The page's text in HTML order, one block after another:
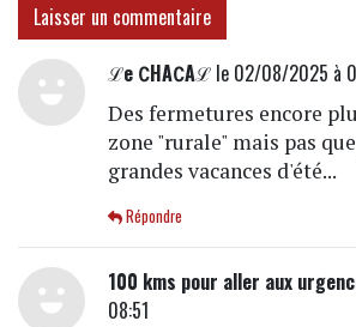
Laisser un commentaire
ℒe ∁HA∁Aℒle 02/08/2025 à
Des fermetures encore
zone "rurale" mais pas
grandes vacances d'été...
Répondre
100 kms pour aller aux
08:51